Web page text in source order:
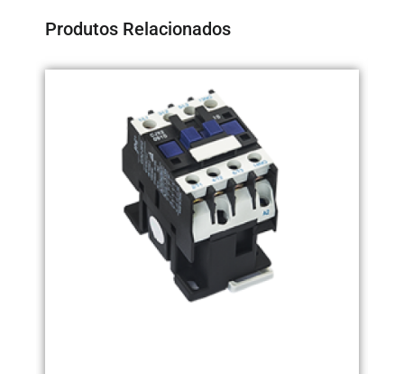
Produtos Relacionados